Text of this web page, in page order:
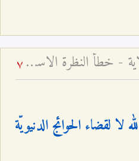
العرفاء بين التوحيد والولاية - خطأ النظرة الاستقلاليّة إلى الإمام ومجالسه 7
لا لقضاء الحوائج الدنيويّة